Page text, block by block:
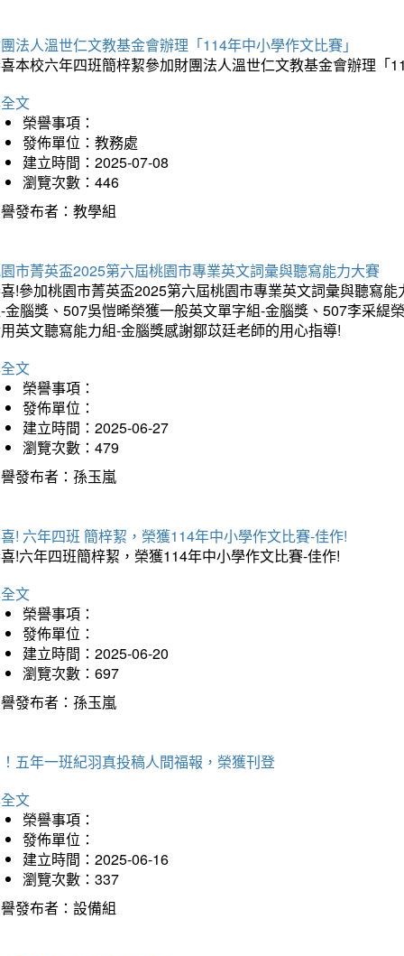
法人溫世仁文教基金會辦理「114年中小學作文比賽」
本校六年四班簡梓絜參加財團法人溫世仁文教基金會辦理「
文
榮譽事項：
發佈單位：教務處
建立時間：2025-07-08
瀏覽次數：446
發布者：教學組
市菁英盃2025第六屆桃園市專業英文詞彙與聽寫能力大賽
!參加桃園市菁英盃2025第六屆桃園市專業英文詞彙與聽寫
金腦獎、507吳愷晞榮獲一般英文單字組-金腦獎、507李采緹
英文聽寫能力組-金腦獎感謝鄒苡廷老師的用心指導!
文
榮譽事項：
發佈單位：
建立時間：2025-06-27
瀏覽次數：479
發布者：孫玉嵐
! 六年四班 簡梓絜，榮獲114年中小學作文比賽-佳作!
!六年四班簡梓絜，榮獲114年中小學作文比賽-佳作!
文
榮譽事項：
發佈單位：
建立時間：2025-06-20
瀏覽次數：697
發布者：孫玉嵐
五年一班紀羽真投稿人間福報，榮獲刊登
文
榮譽事項：
發佈單位：
建立時間：2025-06-16
瀏覽次數：337
發布者：設備組